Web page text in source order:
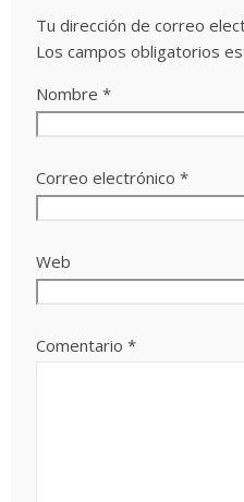
Tu dirección de correo
Los campos obligatorios
Nombre *
Correo electrónico *
Web
Comentario *